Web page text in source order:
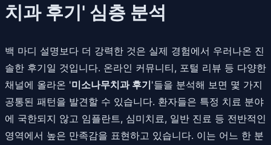
치과 후기' 심층 분석
백 마디 설명보다 더 강력한 것은 실제 경험에서 우러나온 진
솔한 후기일 것입니다. 온라인 커뮤니티, 포털 리뷰 등 다양한
채널에 올라온 '미소나무치과 후기'들을 분석해 보면 몇 가지
공통된 패턴을 발견할 수 있습니다. 환자들은 특정 치료 분야
에 국한되지 않고 임플란트, 심미치료, 일반 진료 등 전반적인
영역에서 높은 만족감을 표현하고 있습니다. 이는 어느 한 분